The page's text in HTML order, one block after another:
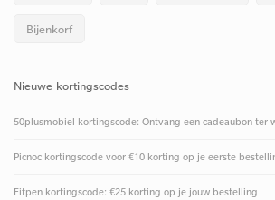
Bijenkorf
Nieuwe kortingscodes
50plusmobiel kortingscode: Ontvang een cadeaubon ter
Picnoc kortingscode voor €10 korting op je eerste
Fitpen kortingscode: €25 korting op je jouw bestelling